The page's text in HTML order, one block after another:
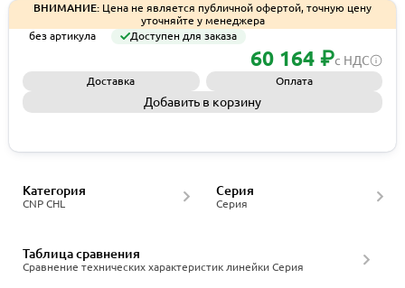
ВНИМАНИЕ: Цена не является публичной офертой, точную цену
уточняйте у менеджера
без артикула
Доступен для заказа
60 164 ₽с НДС
Доставка Оплата
Добавить в корзину
CNP CHL
Категория
Серия
Серия
Сравнение технических характеристик линейки Серия
Таблица сравнения